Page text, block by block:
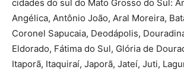
cidades do sul do Mato Grosso do Sul:
Angélica, Antônio João, Aral Moreira,
Coronel Sapucaia, Deodápolis,
Eldorado, Fátima do Sul, Glória de
Itaporã, Itaquiraí, Japorã, Jateí, Juti,